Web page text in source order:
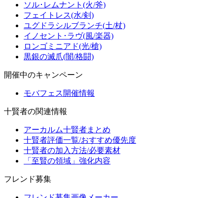
ソル･レムナント(火/斧)
フェイトレス(水/剣)
ユグドラシルブランチ(土/杖)
イノセント･ラヴ(風/楽器)
ロンゴミニアド(光/槍)
黒銀の滅爪(闇/格闘)
開催中のキャンペーン
モバフェス開催情報
十賢者の関連情報
アーカルム十賢者まとめ
十賢者評価一覧/おすすめ優先度
十賢者の加入方法/必要素材
「至賢の領域」強化内容
フレンド募集